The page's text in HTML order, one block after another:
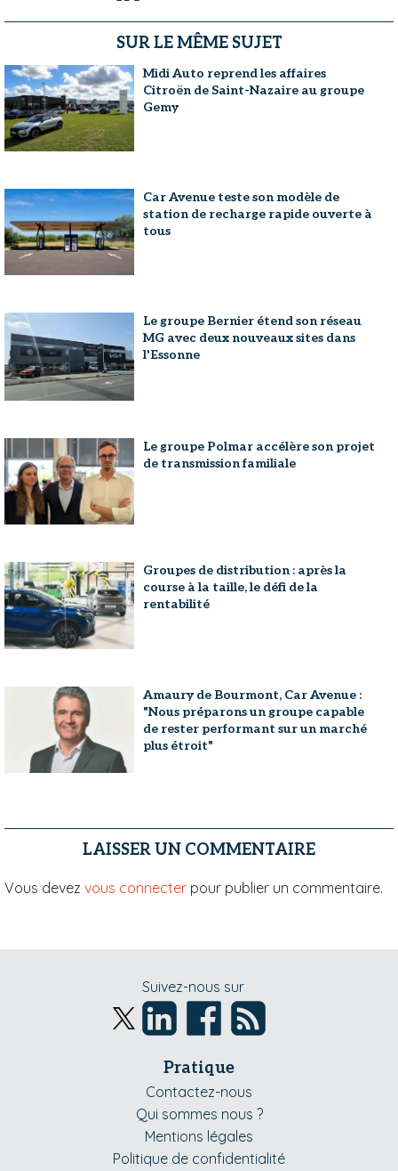
SUR LE MÊME SUJET
Midi Auto reprend les affaires
Citroën de Saint-Nazaire au groupe
Gemy
Car Avenue teste son modèle de
station de recharge rapide ouverte à
tous
Le groupe Bernier étend son réseau
MG avec deux nouveaux sites dans
l'Essonne
Le groupe Polmar accélère son projet
de transmission familiale
Groupes de distribution : après la
course à la taille, le défi de la
rentabilité
Amaury de Bourmont, Car Avenue :
"Nous préparons un groupe capable
de rester performant sur un marché
plus étroit"
LAISSER UN COMMENTAIRE
Vous devez vous connecter pour publier un commentaire.
Suivez-nous sur
Pratique
Contactez-nous
Qui sommes nous ?
Mentions légales
Politique de confidentialité